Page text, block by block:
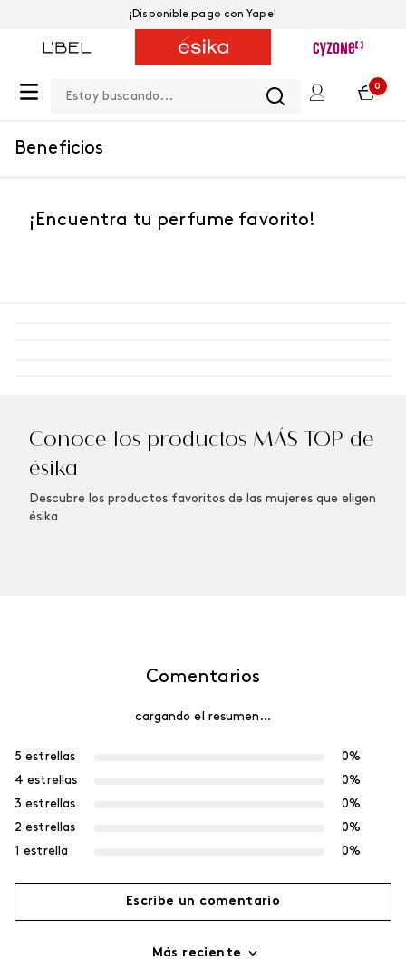
0
¡Disponible pago con Yape!
Beneficios
¡Encuentra tu perfume favorito!
Conoce los productos MÁS TOP de
ésika
Descubre los productos favoritos de las mujeres que eligen
ésika
Comentarios
cargando el resumen…
5 estrellas
0%
4 estrellas
0%
3 estrellas
0%
2 estrellas
0%
1 estrella
0%
Escribe un comentario
Más reciente